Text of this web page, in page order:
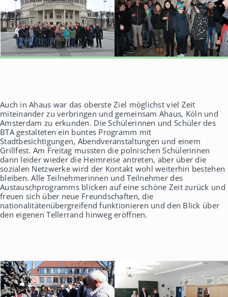
Auch in Ahaus war das oberste Ziel möglichst viel Zeit
miteinander zu verbringen und gemeinsam Ahaus, Köln und
Amsterdam zu erkunden. Die Schülerinnen und Schüler des
BTA gestalteten ein buntes Programm mit
Stadtbesichtigungen, Abendveranstaltungen und einem
Grillfest. Am Freitag mussten die polnischen Schülerinnen
dann leider wieder die Heimreise antreten, aber über die
sozialen Netzwerke wird der Kontakt wohl weiterhin bestehen
bleiben. Alle Teilnehmerinnen und Teilnehmer des
Austauschprogramms blicken auf eine schöne Zeit zurück und
freuen sich über neue Freundschaften, die
nationalitätenübergreifend funktionieren und den Blick über
den eigenen Tellerrand hinweg eröffnen.